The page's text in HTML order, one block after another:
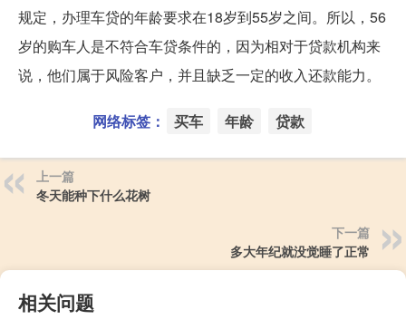
规定，办理车贷的年龄要求在18岁到55岁之间。所以，56
岁的购车人是不符合车贷条件的，因为相对于贷款机构来
说，他们属于风险客户，并且缺乏一定的收入还款能力。
网络标签： 买车 年龄 贷款
上一篇
冬天能种下什么花树
下一篇
多大年纪就没觉睡了正常
相关问题